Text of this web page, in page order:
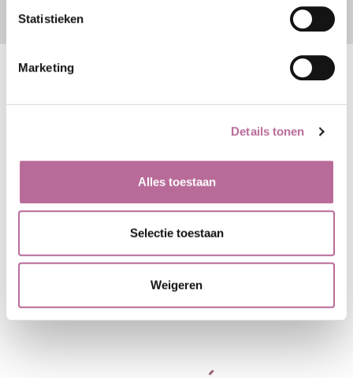
Statistieken
Marketing
Details tonen
Alles toestaan
Selectie toestaan
Weigeren
CONTACT
7006 RE Doetinchem
7324 AE Apeldoorn)
info@baxadvocaten.nl
ADVOCATUUR
MEDIATION
OVER BAX